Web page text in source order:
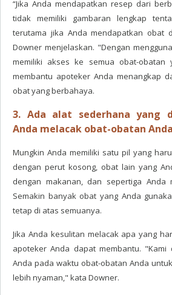
“Jika Anda mendapatkan resep dari
tidak memiliki gambaran lengkap
terutama jika Anda mendapatkan obat
Downer menjelaskan. "Dengan
memiliki akses ke semua obat-obatan
membantu apoteker Anda menangkap
obat yang berbahaya.
3. Ada alat sederhana yang
Anda melacak obat-obatan
Mungkin Anda memiliki satu pil yang
dengan perut kosong, obat lain yang
dengan makanan, dan sepertiga Anda
Semakin banyak obat yang Anda
tetap di atas semuanya.
Jika Anda kesulitan melacak apa yang
apoteker Anda dapat membantu.
Anda pada waktu obat-obatan Anda
lebih nyaman," kata Downer.